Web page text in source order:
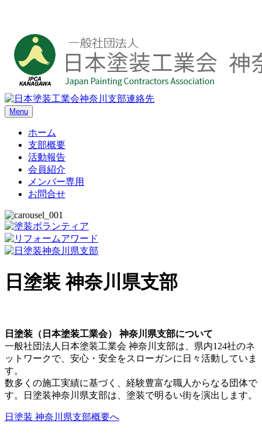
Menu
ホーム
支部概要
活動報告
会員紹介
メンバー専用
お問合せ
日塗装 神奈川県支部
日塗装（日本塗装工業会） 神奈川県支部について
一般社団法人日本塗装工業会 神奈川支部は、県内124社のネ
ットワークで、安心・安全をスローガンに日々活動していま
す。
数多くの施工実績に基づく、経験豊富な職人からなる団体で
す。日塗装神奈川県支部は、塗装で明るい街を演出します。
日塗装 神奈川県支部概要へ